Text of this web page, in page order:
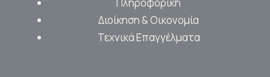
Διοίκηση & Οικονομία
Τεχνικά Επαγγέλματα